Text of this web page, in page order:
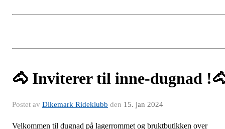
🐴 Inviterer til inne-dugnad
Postet av Dikemark Rideklubb den 15. jan 2024
Velkommen til dugnad på lagerrommet og bruktbutikken over